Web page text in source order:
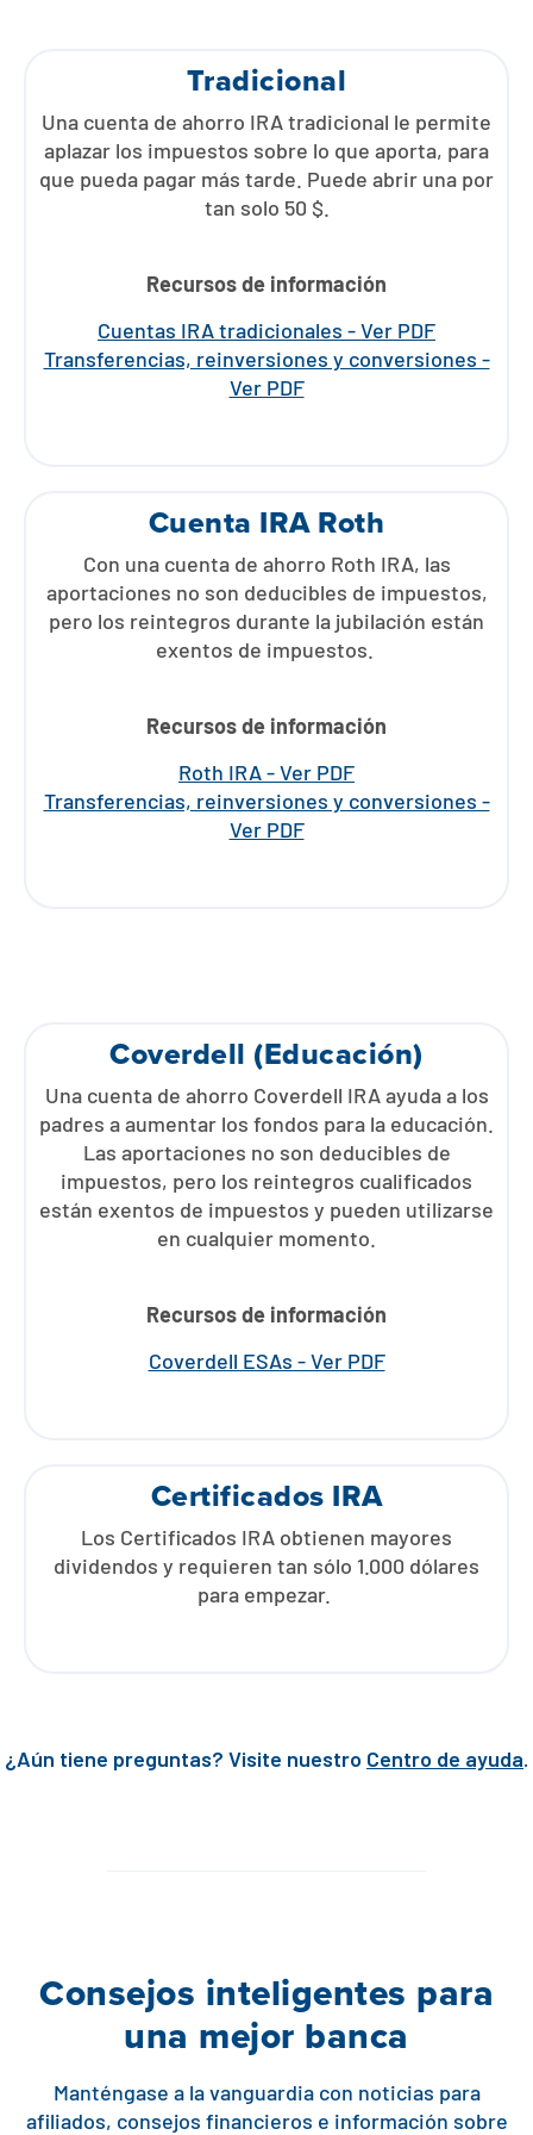
Tradicional
Una cuenta de ahorro IRA tradicional le permite
aplazar los impuestos sobre lo que aporta, para
que pueda pagar más tarde. Puede abrir una por
tan solo 50 $.
Recursos de información
Cuentas IRA tradicionales - Ver PDF
Transferencias, reinversiones y conversiones -
Ver PDF
Cuenta IRA Roth
Con una cuenta de ahorro Roth IRA, las
aportaciones no son deducibles de impuestos,
pero los reintegros durante la jubilación están
exentos de impuestos.
Recursos de información
Roth IRA - Ver PDF
Transferencias, reinversiones y conversiones -
Ver PDF
Coverdell (Educación)
Una cuenta de ahorro Coverdell IRA ayuda a los
padres a aumentar los fondos para la educación.
Las aportaciones no son deducibles de
impuestos, pero los reintegros cualificados
están exentos de impuestos y pueden utilizarse
en cualquier momento.
Recursos de información
Coverdell ESAs - Ver PDF
Certificados IRA
Los Certificados IRA obtienen mayores
dividendos y requieren tan sólo 1.000 dólares
para empezar.
¿Aún tiene preguntas? Visite nuestro Centro de ayuda.
Consejos inteligentes para
una mejor banca
Manténgase a la vanguardia con noticias para
afiliados, consejos financieros e información sobre